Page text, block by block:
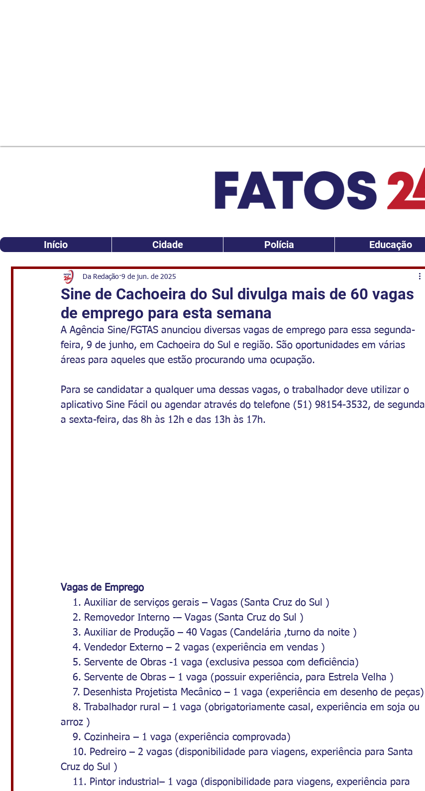
Início Cidade Polícia Educação
Sine de Cachoeira do Sul divulga mais de 60 vagas
de emprego para esta semana
Da Redação 9 de jun. de 2025
A Agência Sine/FGTAS anunciou diversas vagas de emprego para essa segunda-
feira, 9 de junho, em Cachoeira do Sul e região. São oportunidades em várias
áreas para aqueles que estão procurando uma ocupação.
Para se candidatar a qualquer uma dessas vagas, o trabalhador deve utilizar o
aplicativo Sine Fácil ou agendar através do telefone (51) 98154-3532, de segunda
a sexta-feira, das 8h às 12h e das 13h às 17h.
Vagas de Emprego
1. Auxiliar de serviços gerais – Vagas (Santa Cruz do Sul )
2. Removedor Interno -– Vagas (Santa Cruz do Sul )
3. Auxiliar de Produção – 40 Vagas (Candelária ,turno da noite )
4. Vendedor Externo – 2 vagas (experiência em vendas )
5. Servente de Obras -1 vaga (exclusiva pessoa com deficiência)
6. Servente de Obras – 1 vaga (possuir experiência, para Estrela Velha )
7. Desenhista Projetista Mecânico – 1 vaga (experiência em desenho de peças)
8. Trabalhador rural – 1 vaga (obrigatoriamente casal, experiência em soja ou
arroz )
9. Cozinheira – 1 vaga (experiência comprovada)
10. Pedreiro – 2 vagas (disponibilidade para viagens, experiência para Santa
Cruz do Sul )
11. Pintor industrial– 1 vaga (disponibilidade para viagens, experiência para